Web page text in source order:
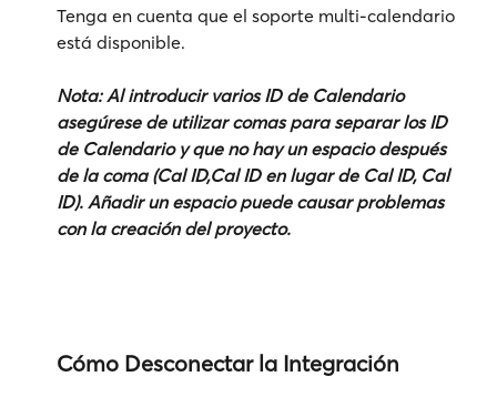
Tenga en cuenta que el soporte multi-calendario
está disponible.
Nota: Al introducir varios ID de Calendario
asegúrese de utilizar comas para separar los ID
de Calendario y que no hay un espacio después
de la coma (Cal ID,Cal ID en lugar de Cal ID, Cal
ID). Añadir un espacio puede causar problemas
con la creación del proyecto.
Cómo Desconectar la Integración